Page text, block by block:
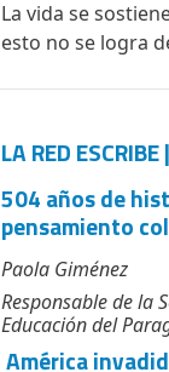
La vida se
esto no se logra
LA RED
504 años de
pensamiento
Paola Giménez
Responsable de la
Educación del
América